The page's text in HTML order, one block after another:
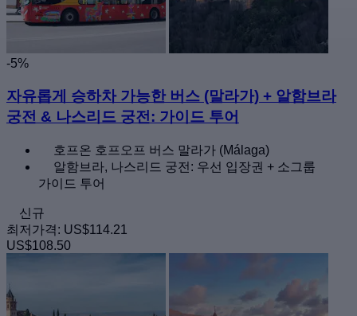
-5%
자유롭게 승하차 가능한 버스 (말라가) + 알함브라
궁전 & 나스리드 궁전: 가이드 투어
호프온 호프오프 버스 말라가 (Málaga)
알함브라, 나스리드 궁전: 우선 입장권 + 소그룹
가이드 투어
신규
최저가격: US$114.21
US$108.50